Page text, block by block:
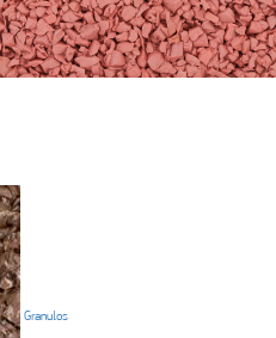
Granulos